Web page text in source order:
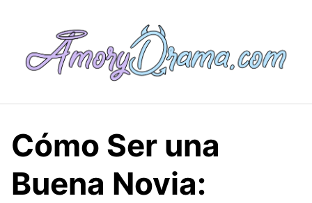
Cómo Ser una
Buena Novia: